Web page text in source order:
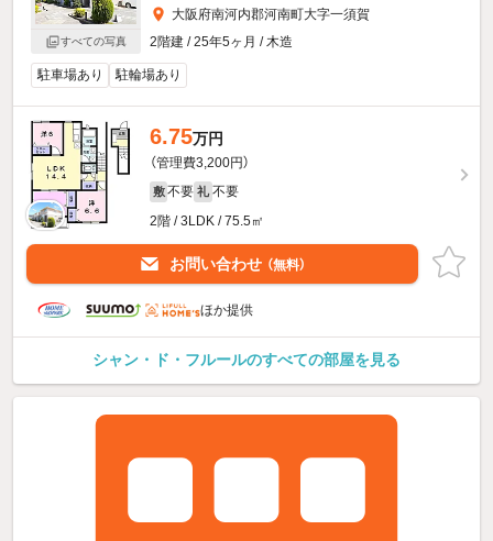
すべての写真
大阪府南河内郡河南町大字一須賀
2階建 / 25年5ヶ月 / 木造
駐車場あり 駐輪場あり
6.75万円
（管理費3,200円）
敷 不要 礼 不要
2階 / 3LDK / 75.5㎡
お問い合わせ （無料）
ほか提供
シャン・ド・フルールのすべての部屋を見る